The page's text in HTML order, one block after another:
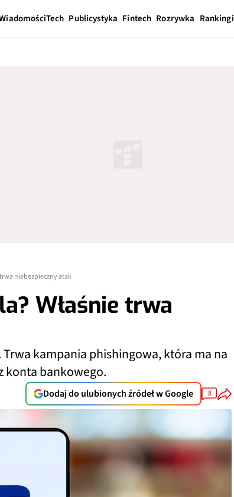
Tech Publicystyka Fintech Rozrywka Rankingi
trwa niebezpieczny atak
Właśnie trwa
kampania phishingowa, która ma na
konta bankowego.
Dodaj do ulubionych źródeł w Google 3